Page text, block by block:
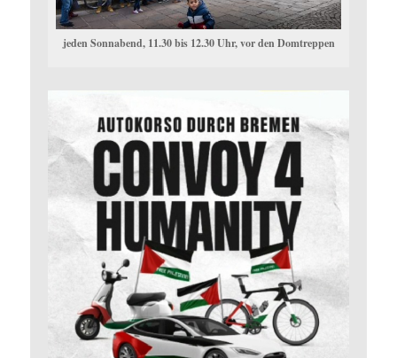
jeden Sonnabend, 11.30 bis 12.30 Uhr, vor den Domtreppen